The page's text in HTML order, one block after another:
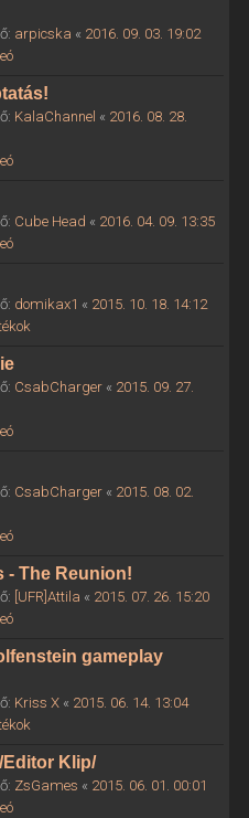
arpicska « 2016. 09. 03. 19:02
KalaChannel « 2016. 08. 28.
Cube Head « 2016. 04. 09. 13:35
domikax1 « 2015. 10. 18. 14:12
CsabCharger« 2015. 09. 27.
CsabCharger« 2015. 08. 02.
- The Reunion!
[UFR]Attila « 2015. 07. 26. 15:20
gameplay
Kriss X« 2015. 06. 14. 13:04
Editor Klip/
ZsGames « 2015. 06. 01. 00:01